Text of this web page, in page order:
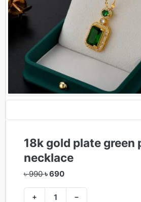
18k gold plate green
necklace
৳ 990৳ 690
+ −